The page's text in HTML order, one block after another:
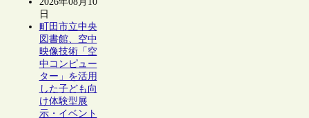
日
町田市立中央
図書館、空中
映像技術「空
中コンピュー
ター」を活用
した子ども向
け体験型展
示・イベント